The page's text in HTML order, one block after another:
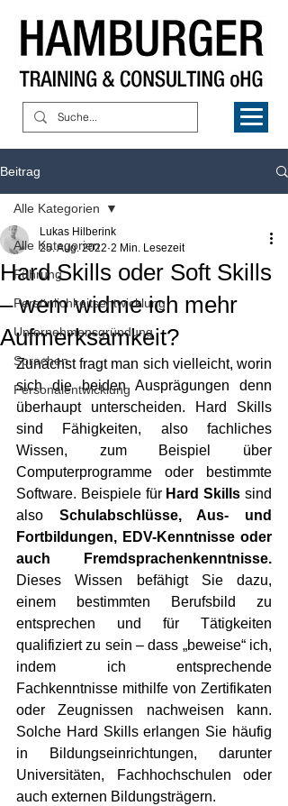
Beitrag
Alle Kategorien
Führung
Persönlichkeitsentwicklung
Unternehmensgründung
Sprachen
Personalentwicklung
Alle Kategorien
Hard Skills oder Soft Skills
– wem widme ich mehr
Aufmerksamkeit?
Lukas Hilberink
25. Aug. 2022 2 Min. Lesezeit
Zunächst fragt man sich vielleicht, worin
sich die beiden Ausprägungen denn
überhaupt unterscheiden. Hard Skills
sind Fähigkeiten, also fachliches
Wissen, zum Beispiel über
Computerprogramme oder bestimmte
Software. Beispiele für Hard Skills sind
also Schulabschlüsse, Aus- und
Fortbildungen, EDV-Kenntnisse oder
auch Fremdsprachenkenntnisse.
Dieses Wissen befähigt Sie dazu,
einem bestimmten Berufsbild zu
entsprechen und für Tätigkeiten
qualifiziert zu sein – dass „beweise“ ich,
indem ich entsprechende
Fachkenntnisse mithilfe von Zertifikaten
oder Zeugnissen nachweisen kann.
Solche Hard Skills erlangen Sie häufig
in Bildungseinrichtungen, darunter
Universitäten, Fachhochschulen oder
auch externen Bildungsträgern.